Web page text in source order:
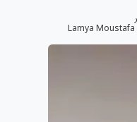
Lamya Moustafa